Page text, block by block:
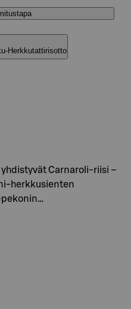
Herkkutattirisotto
Carnaroli-riisi –
herkkusienten